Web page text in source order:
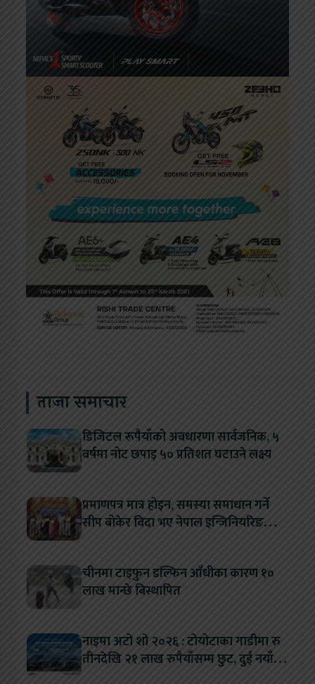
ताजा समाचार
डिजिटल रूपैयाँको अवधारणा सार्वजनिक, ५
वर्षमा नोट छपाइ ५० प्रतिशत घटाउने लक्ष्य
प्रमाणपत्र मात्र होइन, समस्या समाधान गर्ने
सीप बोकेर विदा भए नेपाल इन्जिनियरिङ
चीनमा टाइफुन डल्फिन आँधीका कारण १०
लाख मान्छे बिस्थापित
नाइमा अटो शो २०२६ : टोयोटाका गाडीमा रु
तीनदेखि २१ लाख रुपैयाँसम्म छुट, दुई नयाँ